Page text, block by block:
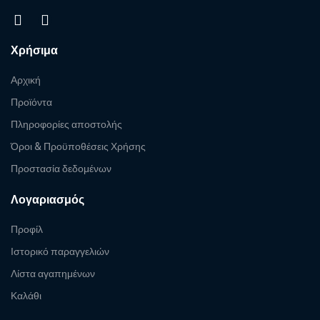
Χρήσιμα
Αρχική
Προϊόντα
Πληροφορίες αποστολής
Όροι & Προϋποθέσεις Χρήσης
Προστασία δεδομένων
Λογαριασμός
Προφίλ
Ιστορικό παραγγελιών
Λίστα αγαπημένων
Καλάθι